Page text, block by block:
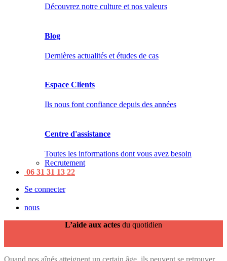
Découvrez notre culture et nos valeurs
Blog
Dernières actualités et études de cas
Espace Clients
Ils nous font confiance depuis des années
Centre d'assistance
Toutes les informations dont vous avez besoin
Recrutement
06 31 31 13 22
Se connecter
nous
L’aide aux actes du quotidien
Quand nos aînés atteignent un certain âge, ils peuvent se retrouver